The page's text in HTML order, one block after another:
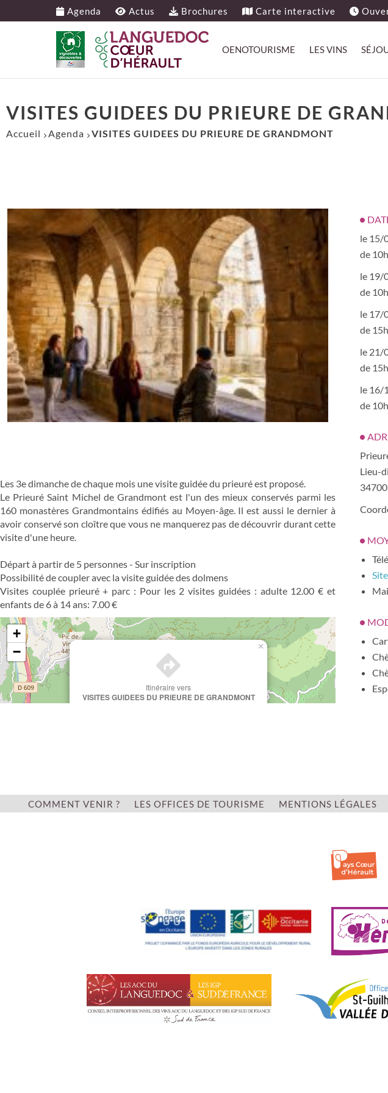
VISITES GUIDEES DU PRIEURE DE
Accueil Agenda VISITES GUIDEES DU PRIEURE DE GRANDMONT
Les 3e dimanche de chaque mois une visite guidée du prieuré est proposé.
Le Prieuré Saint Michel de Grandmont est l'un des mieux conservés parmi les
160 monastères Grandmontains édifiés au Moyen-âge. Il est aussi le dernier à
avoir conservé son cloître que vous ne manquerez pas de découvrir durant cette
visite d'une heure.
Départ à partir de 5 personnes - Sur inscription
Possibilité de coupler avec la visite guidée des dolmens
Visites couplée prieuré + parc : Pour les 2 visites guidées : adulte 12.00 € et
enfants de 6 à 14 ans: 7.00 €
Itinéraire vers
VISITES GUIDEES DU PRIEURE DE GRANDMONT
×
+
−
OpenStreetMap
le 15/
de
le 19/
de
le 17/
de
le 21/
de
le 16/
de
Lieu-
Non
COMMENT VENIR ? LES OFFICES DE TOURISME MENTIONS LÉGALES
Agenda Actus Brochures Carte interactive
OENOTOURISME LES VINS